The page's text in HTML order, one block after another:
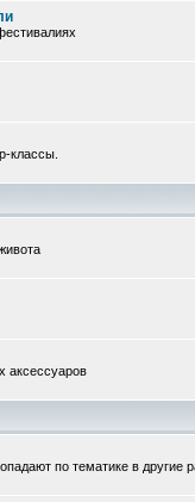
классы.
аксессуаров
по тематике в другие